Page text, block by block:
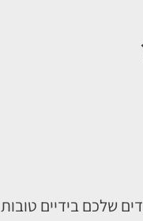
שלכם בידיים טובות